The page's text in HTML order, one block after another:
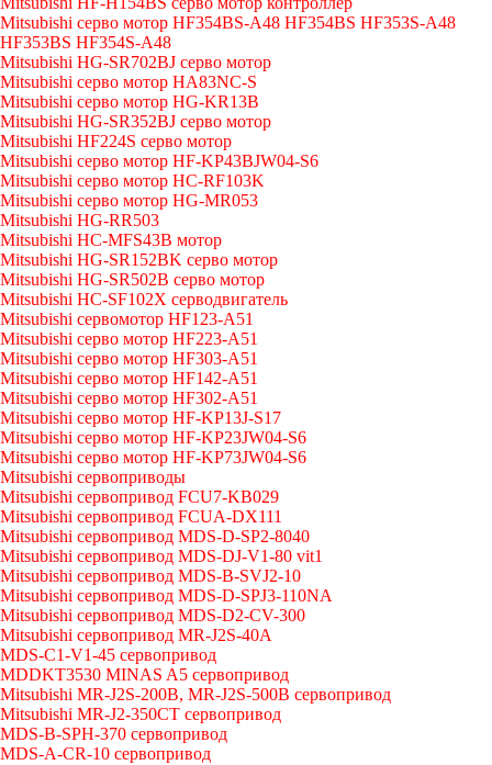
Mitsubishi серво мотор HF354BS-A48 HF354BS HF353S-A48
HF353BS HF354S-A48
Mitsubishi HG-SR702BJ серво мотор
Mitsubishi серво мотор HA83NC-S
Mitsubishi серво мотор HG-KR13B
Mitsubishi HG-SR352BJ серво мотор
Mitsubishi HF224S серво мотор
Mitsubishi серво мотор HF-KP43BJW04-S6
Mitsubishi серво мотор HC-RF103K
Mitsubishi серво мотор HG-MR053
Mitsubishi HG-RR503
Mitsubishi HC-MFS43B мотор
Mitsubishi HG-SR152BK серво мотор
Mitsubishi HG-SR502B серво мотор
Mitsubishi HC-SF102X серводвигатель
Mitsubishi сервомотор HF123-A51
Mitsubishi серво мотор HF223-A51
Mitsubishi серво мотор HF303-A51
Mitsubishi серво мотор HF142-A51
Mitsubishi серво мотор HF302-A51
Mitsubishi серво мотор HF-KP13J-S17
Mitsubishi серво мотор HF-KP23JW04-S6
Mitsubishi серво мотор HF-KP73JW04-S6
Mitsubishi сервоприводы
Mitsubishi сервопривод FCU7-KB029
Mitsubishi сервопривод FCUA-DX111
Mitsubishi сервопривод MDS-D-SP2-8040
Mitsubishi сервопривод MDS-DJ-V1-80 vit1
Mitsubishi сервопривод MDS-B-SVJ2-10
Mitsubishi сервопривод MDS-D-SPJ3-110NA
Mitsubishi сервопривод MDS-D2-CV-300
Mitsubishi сервопривод MR-J2S-40A
MDS-C1-V1-45 сервопривод
MDDKT3530 MINAS A5 сервопривод
Mitsubishi MR-J2S-200B, MR-J2S-500B сервопривод
Mitsubishi MR-J2-350CT сервопривод
MDS-B-SPH-370 сервопривод
MDS-A-CR-10 сервопривод